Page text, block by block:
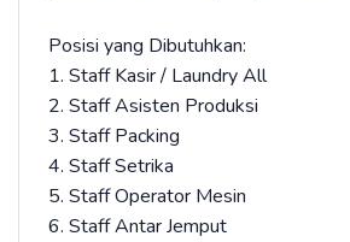
Posisi yang Dibutuhkan:
1. Staff Kasir / Laundry All
2. Staff Asisten Produksi
3. Staff Packing
4. Staff Setrika
5. Staff Operator Mesin
6. Staff Antar Jemput